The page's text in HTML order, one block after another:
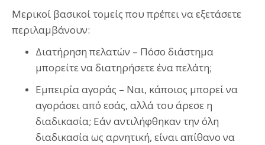
Μερικοί βασικοί τομείς που πρέπει να εξετάσετε
περιλαμβάνουν:
Διατήρηση πελατών – Πόσο διάστημα
μπορείτε να διατηρήσετε ένα πελάτη;
Εμπειρία αγοράς – Ναι, κάποιος μπορεί να
αγοράσει από εσάς, αλλά του άρεσε η
διαδικασία; Εάν αντιλήφθηκαν την όλη
διαδικασία ως αρνητική, είναι απίθανο να